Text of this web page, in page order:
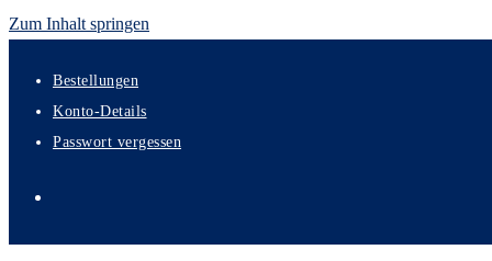
Zum Inhalt springen
Bestellungen
Konto-Details
Passwort vergessen